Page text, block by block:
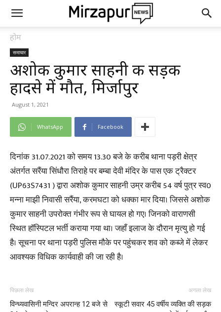
होम
समाचार
अशोक कुमार साहनी की सड़क
हादसे में मौत, मिर्जापुर
August 1, 2021
WhatsApp Facebook
दिनांक 31.07.2021 को समय 13.30 बजे के करीब थाना पड़री क्षेत्र
अंतर्गत सरैंया सिंधौरा तिराहे पर बम्बा देवी मंदिर के पास एक ट्रैक्टर
(UP63S7431 ) द्वारा अशोक कुमार साहनी उम्र करीब 54 वर्ष पुत्र स्व0
मन्ना माझी निवासी सरैंया, करमघटा को धक्का मार दिया। जिससे अशोक
कुमार साहनी उपरोक्त गंभीर रूप से घायल हो गए। जिनको वाराणसी
स्थित हॉस्पिटल भर्ती कराया गया था। जहाँ इलाज के दौरान मृत्यु हो गई
है। सूचना पर थाना पड़री पुलिस मौके पर पहुंचकर शव को कब्जे में लेकर
आवश्यक विधिक कार्यवाही की जा रही है।
पिछला लेख
विन्ध्यवासिनी मन्दिर अपरान्ह 12 बजे से
अगला लेख
स्कूटी सवार 45 वर्षीय व्यक्ति की सड़क